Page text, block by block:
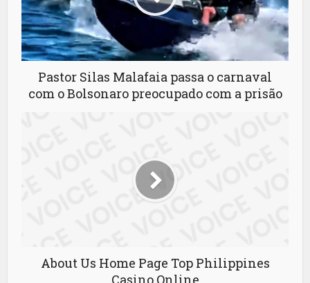
Pastor Silas Malafaia passa o carnaval
com o Bolsonaro preocupado com a prisão
About Us Home Page Top Philippines
Casino Online